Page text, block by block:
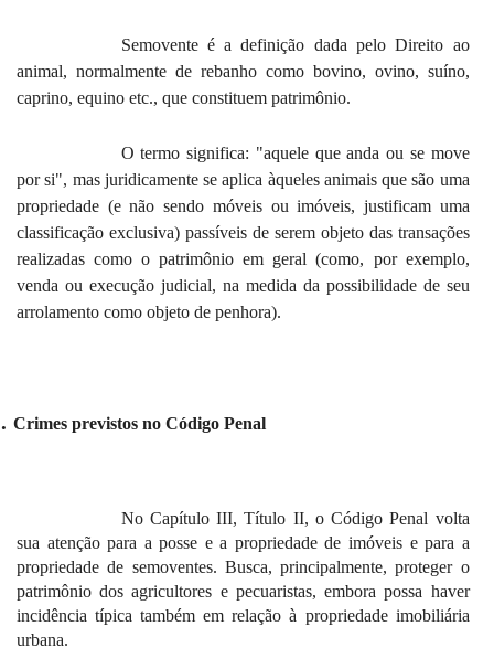
Semovente é a definição dada pelo Direito ao
animal, normalmente de rebanho como bovino, ovino, suíno,
caprino, equino etc., que constituem patrimônio.
O termo significa: "aquele que anda ou se move
por si", mas juridicamente se aplica àqueles animais que são uma
propriedade (e não sendo móveis ou imóveis, justificam uma
classificação exclusiva) passíveis de serem objeto das transações
realizadas como o patrimônio em geral (como, por exemplo,
venda ou execução judicial, na medida da possibilidade de seu
arrolamento como objeto de penhora).
Crimes previstos no Código Penal
No Capítulo III, Título II, o Código Penal volta
sua atenção para a posse e a propriedade de imóveis e para a
propriedade de semoventes. Busca, principalmente, proteger o
patrimônio dos agricultores e pecuaristas, embora possa haver
incidência típica também em relação à propriedade imobiliária
urbana.